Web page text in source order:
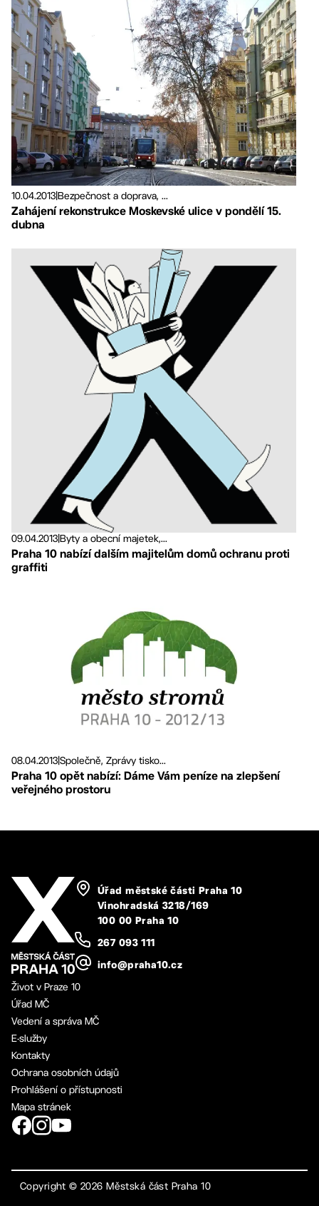
10.04.2013Bezpečnost a doprava, ...
Zahájení rekonstrukce Moskevské ulice v pondělí 15.
dubna
09.04.2013Byty a obecní majetek,...
Praha 10 nabízí dalším majitelům domů ochranu proti
graffiti
08.04.2013Společně, Zprávy tisko...
Praha 10 opět nabízí: Dáme Vám peníze na zlepšení
veřejného prostoru
Úřad městské části Praha 10
Vinohradská 3218/169
100 00 Praha 10
267 093 111
info@praha10.cz
Život v Praze 10
Úřad MČ
Vedení a správa MČ
E-služby
Kontakty
Ochrana osobních údajů
Prohlášení o přístupnosti
Mapa stránek
Copyright ©2026 Městská část Praha 10